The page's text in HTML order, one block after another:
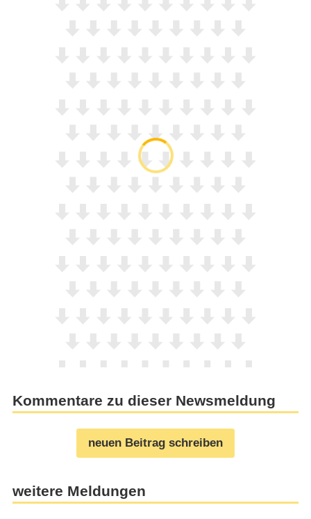
Kommentare zu dieser Newsmeldung
neuen Beitrag schreiben
weitere Meldungen